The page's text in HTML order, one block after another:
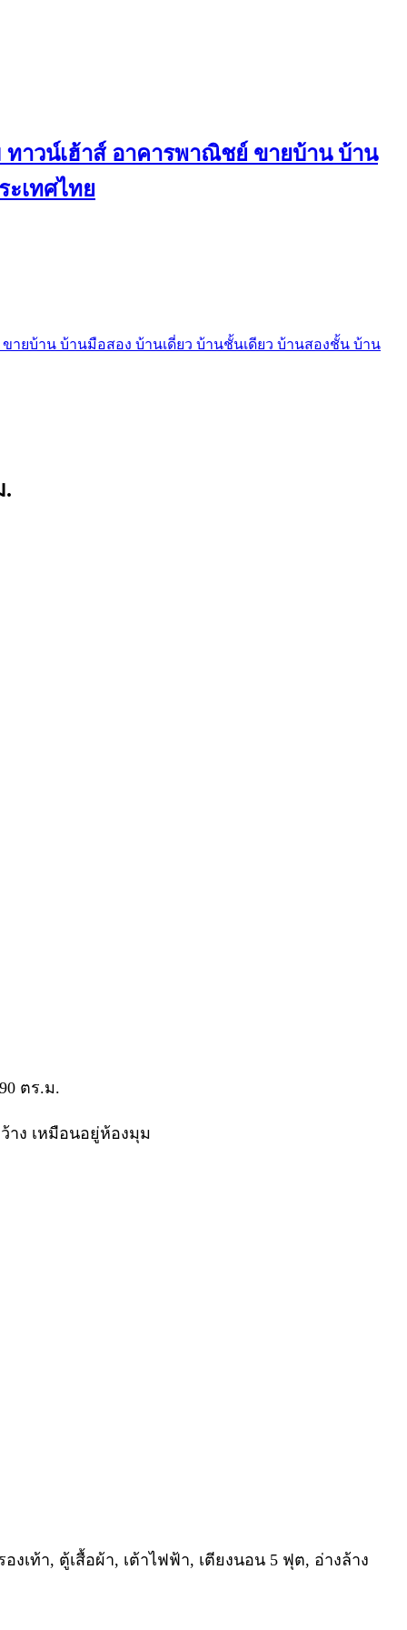
าวน์เฮ้าส์ อาคารพาณิชย์ ขายบ้าน บ้าน
ะเทศไทย
ยบ้าน บ้านมือสอง บ้านเดี่ยว บ้านชั้นเดียว บ้านสองชั้น บ้าน
.
ตร.ม.
ว้าง เหมือนอยู่ห้องมุม
เท้า, ตู้เสื้อผ้า, เต้าไฟฟ้า, เตียงนอน 5 ฟุต, อ่างล้าง